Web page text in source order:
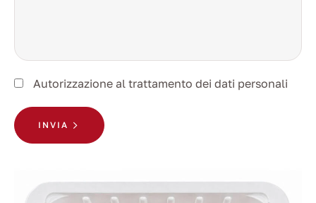
Autorizzazione al trattamento dei dati personali
INVIA